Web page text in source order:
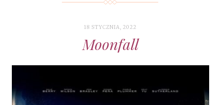
18 STYCZNIA, 2022
Moonfall